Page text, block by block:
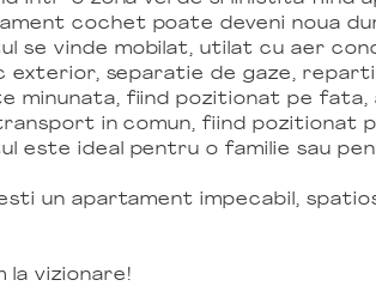
cochet poate deveni noua
se vinde mobilat, utilat cu aer
exterior, separatie de gaze,
minunata, fiind pozitionat pe fata,
in comun, fiind pozitionat
este ideal pentru o familie sau
un apartament impecabil,
la vizionare!